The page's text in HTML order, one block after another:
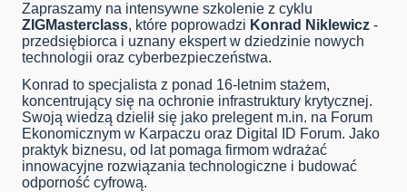
Zapraszamy na intensywne szkolenie z cyklu
ZIGMasterclass, które poprowadzi Konrad Niklewicz -
przedsiębiorca i uznany ekspert w dziedzinie nowych
technologii oraz cyberbezpieczeństwa.
Konrad to specjalista z ponad 16-letnim stażem,
koncentrujący się na ochronie infrastruktury krytycznej.
Swoją wiedzą dzielił się jako prelegent m.in. na Forum
Ekonomicznym w Karpaczu oraz Digital ID Forum. Jako
praktyk biznesu, od lat pomaga firmom wdrażać
innowacyjne rozwiązania technologiczne i budować
odporność cyfrową.